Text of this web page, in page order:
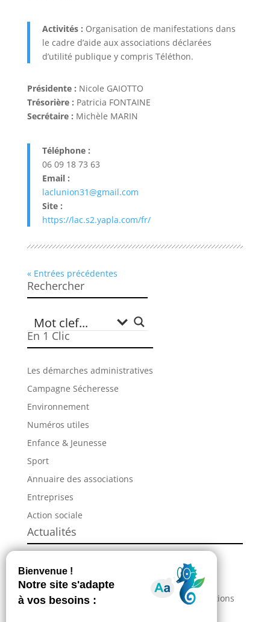
Activités : Organisation de manifestations dans
le cadre d’aide aux associations déclarées
d’utilité publique y compris Téléthon.
Présidente : Nicole GAIOTTO
Trésorière : Patricia FONTAINE
Secrétaire : Michèle MARIN
Téléphone :
06 09 18 73 63
Email :
laclunion31@gmail.com
Site :
https://lac.s2.yapla.com/fr/
« Entrées précédentes
Rechercher
En 1 Clic
Les démarches administratives
Campagne Sécheresse
Environnement
Numéros utiles
Enfance & Jeunesse
Sport
Annuaire des associations
Entreprises
Action sociale
Actualités
FORUM DES ASSOCIATIONS / FORUM DES
ASSOCIATIONS SPORTIVES
Incendies : comment venir en aide aux populations